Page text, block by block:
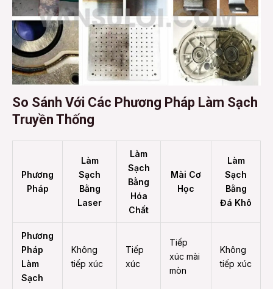
So Sánh Với Các Phương Pháp Làm Sạch
Truyền Thống
Phương
Pháp
Làm
Sạch
Bằng
Laser
Làm
Sạch
Bằng
Hóa
Chất
Mài Cơ
Học
Làm
Sạch
Bằng
Đá Khô
Phương
Pháp
Làm
Sạch
Không
tiếp xúc
Tiếp
xúc
Tiếp
xúc mài
mòn
Không
tiếp xúc